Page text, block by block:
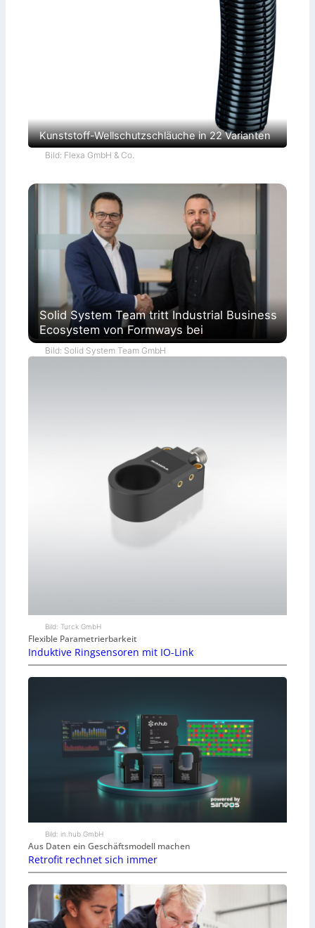
Kunststoff-Wellschutzschläuche in 22 Varianten
Bild: Flexa GmbH & Co.
Solid System Team tritt Industrial Business
Ecosystem von Formways bei
Bild: Solid System Team GmbH
Bild: Turck GmbH
Flexible Parametrierbarkeit
Induktive Ringsensoren mit IO-Link
Bild: in.hub GmbH
Aus Daten ein Geschäftsmodell machen
Retrofit rechnet sich immer